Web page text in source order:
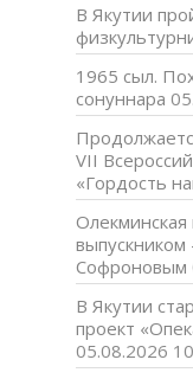
В Якутии
1965 сыл.
сонуннара
VII
«Гордость
Софроновым
В Якутии
проект
05.08.2026